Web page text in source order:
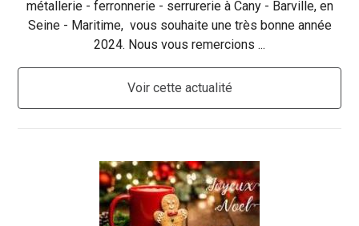
métallerie - ferronnerie - serrurerie à Cany - Barville, en
Seine - Maritime, vous souhaite une très bonne année
2024. Nous vous remercions ...
Voir cette actualité